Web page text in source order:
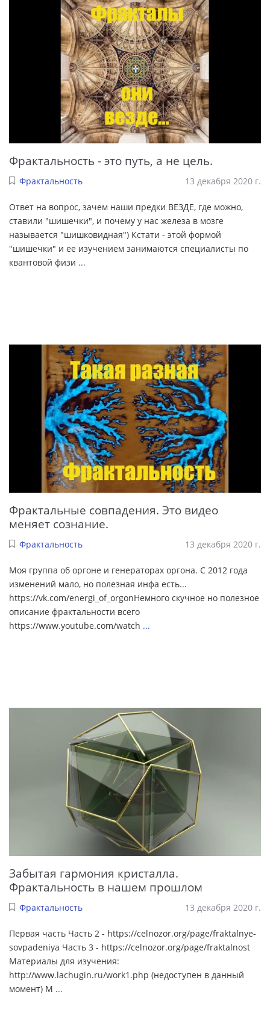
Фрактальность - это путь, а не цель.
Фрактальность 13 декабря 2020 г.
Ответ на вопрос, зачем наши предки ВЕЗДЕ, где можно,
ставили "шишечки", и почему у нас железа в мозге
называется "шишковидная") Кстати - этой формой
"шишечки" и ее изучением занимаются специалисты по
квантовой физи ...
Фрактальные совпадения. Это видео
меняет сознание.
Фрактальность 13 декабря 2020 г.
Моя группа об оргоне и генераторах оргона. С 2012 года
изменений мало, но полезная инфа есть...
https://vk.com/energi_of_orgonНемного скучное но полезное
описание фрактальности всего
https://www.youtube.com/watch ...
Забытая гармония кристалла.
Фрактальность в нашем прошлом
Фрактальность 13 декабря 2020 г.
Первая часть Часть 2 - https://celnozor.org/page/fraktalnye-
sovpadeniya Часть 3 - https://celnozor.org/page/fraktalnost
Материалы для изучения:
http://www.lachugin.ru/work1.php (недоступен в данный
момент) М ...